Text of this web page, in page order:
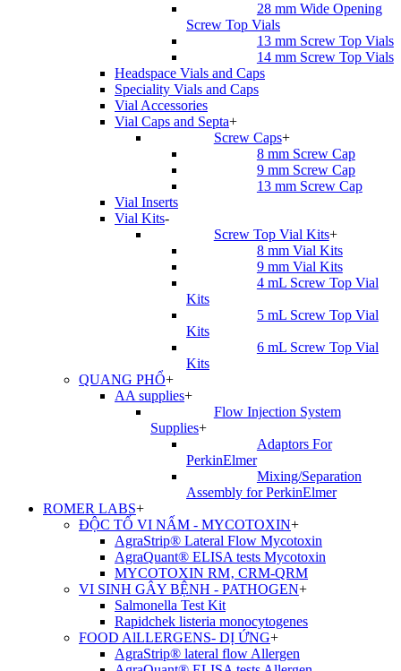
28 mm Wide Opening
Screw Top Vials
13 mm Screw Top Vials
14 mm Screw Top Vials
Headspace Vials and Caps
Speciality Vials and Caps
Vial Accessories
Vial Caps and Septa+
Screw Caps+
8 mm Screw Cap
9 mm Screw Cap
13 mm Screw Cap
Vial Inserts
Vial Kits-
Screw Top Vial Kits+
8 mm Vial Kits
9 mm Vial Kits
4 mL Screw Top Vial
Kits
5 mL Screw Top Vial
Kits
6 mL Screw Top Vial
Kits
QUANG PHỔ+
AA supplies+
Flow Injection System
Supplies+
Adaptors For
PerkinElmer
Mixing/Separation
Assembly for PerkinElmer
ROMER LABS+
ĐỘC TỐ VI NẤM - MYCOTOXIN+
AgraStrip® Lateral Flow Mycotoxin
AgraQuant® ELISA tests Mycotoxin
MYCOTOXIN RM‚ CRM-QRM
VI SINH GÂY BỆNH - PATHOGEN+
Salmonella Test Kit
Rapidchek listeria monocytogenes
FOOD AlLLERGENS- DỊ ỨNG+
AgraStrip® lateral flow Allergen